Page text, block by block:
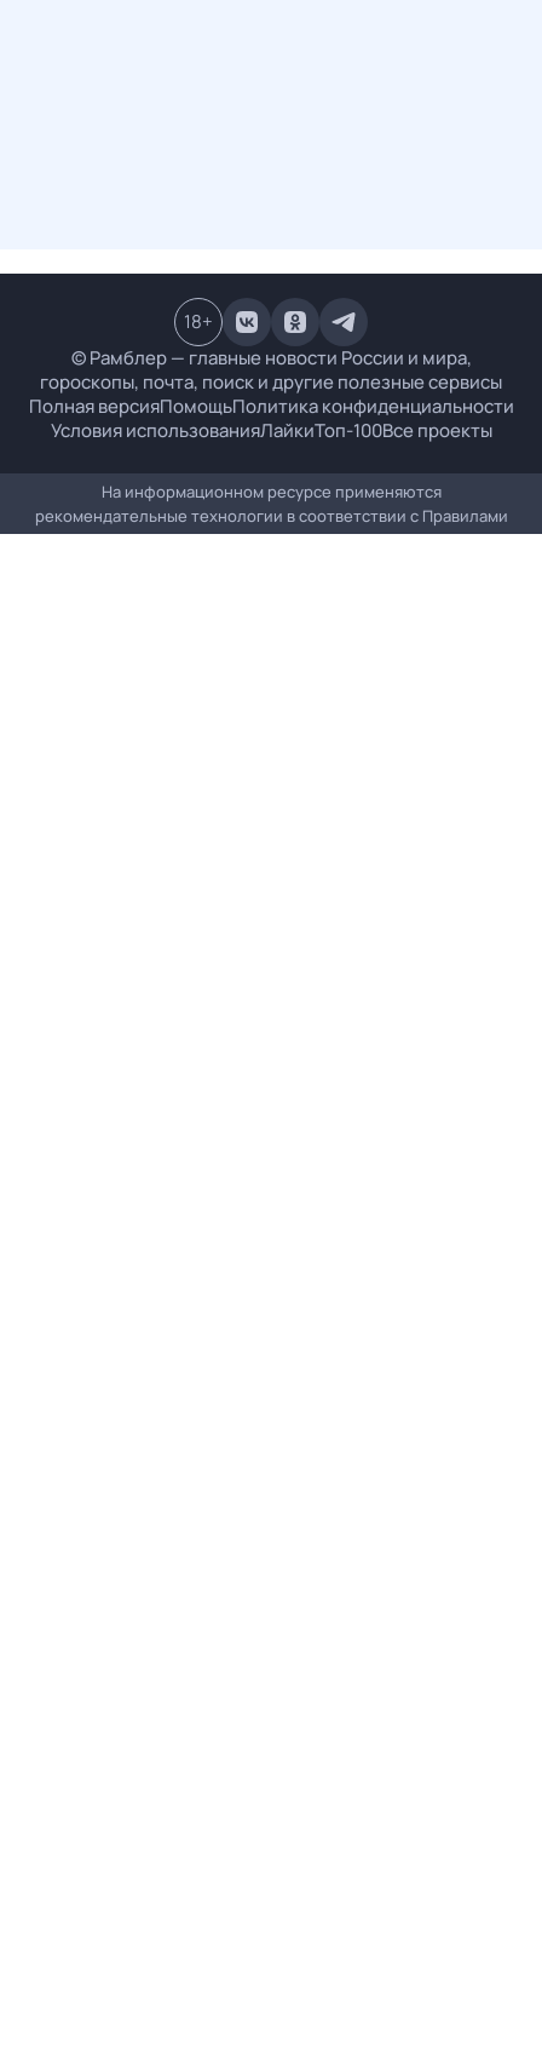
© Рамблер — главные новости России и мира,
гороскопы, почта, поиск и другие полезные сервисы
Полная версияПомощьПолитика конфиденциальности
Условия использованияЛайкиТоп-100Все проекты
18+
На информационном ресурсе применяются
рекомендательные технологии в соответствии с Правилами